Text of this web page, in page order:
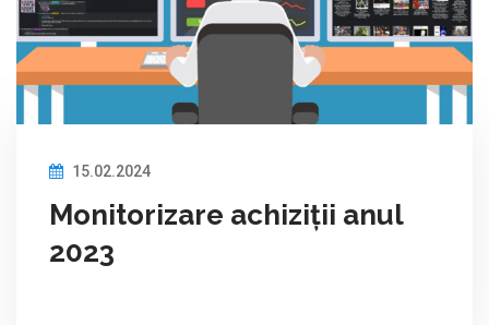
15.02.2024
Monitorizare achiziții anul
2023